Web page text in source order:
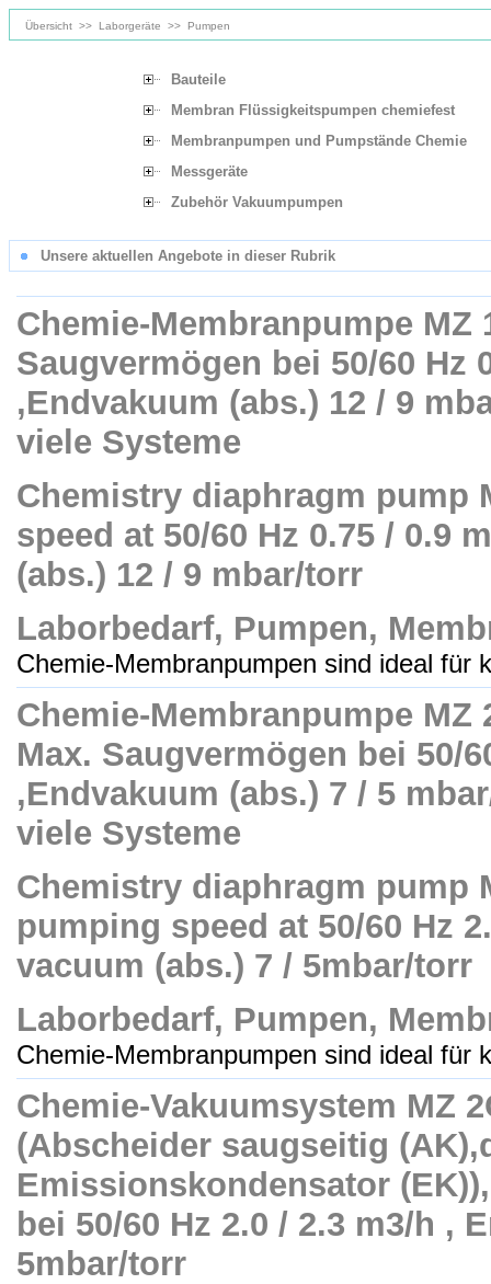
Übersicht >> Laborgeräte >> Pumpen
Bauteile
Membran Flüssigkeitspumpen chemiefest
Membranpumpen und Pumpstände Chemie
Messgeräte
Zubehör Vakuumpumpen
Unsere aktuellen Angebote in dieser Rubrik
Chemie-Membranpumpe MZ
Saugvermögen bei 50/60 Hz
,Endvakuum (abs.) 12 / 9
viele Systeme
Chemistry diaphragm pump
speed at 50/60 Hz 0.75 / 0.9
(abs.) 12 / 9 mbar/torr
Laborbedarf, Pumpen,
Chemie-Membranpumpen sind ideal für
Chemie-Membranpumpe MZ
Max. Saugvermögen bei 50/
,Endvakuum (abs.) 7 / 5
viele Systeme
Chemistry diaphragm pump
pumping speed at 50/60 Hz
vacuum (abs.) 7 / 5mbar/torr
Laborbedarf, Pumpen,
Chemie-Membranpumpen sind ideal für
Chemie-Vakuumsystem MZ
(Abscheider saugseitig
Emissionskondensator
bei 50/60 Hz 2.0 / 2.3 m3/h ,
5mbar/torr